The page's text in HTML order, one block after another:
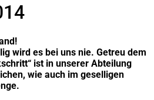
wird es bei uns nie. Getreu dem
ist in unserer Abteilung
wie auch im geselligen